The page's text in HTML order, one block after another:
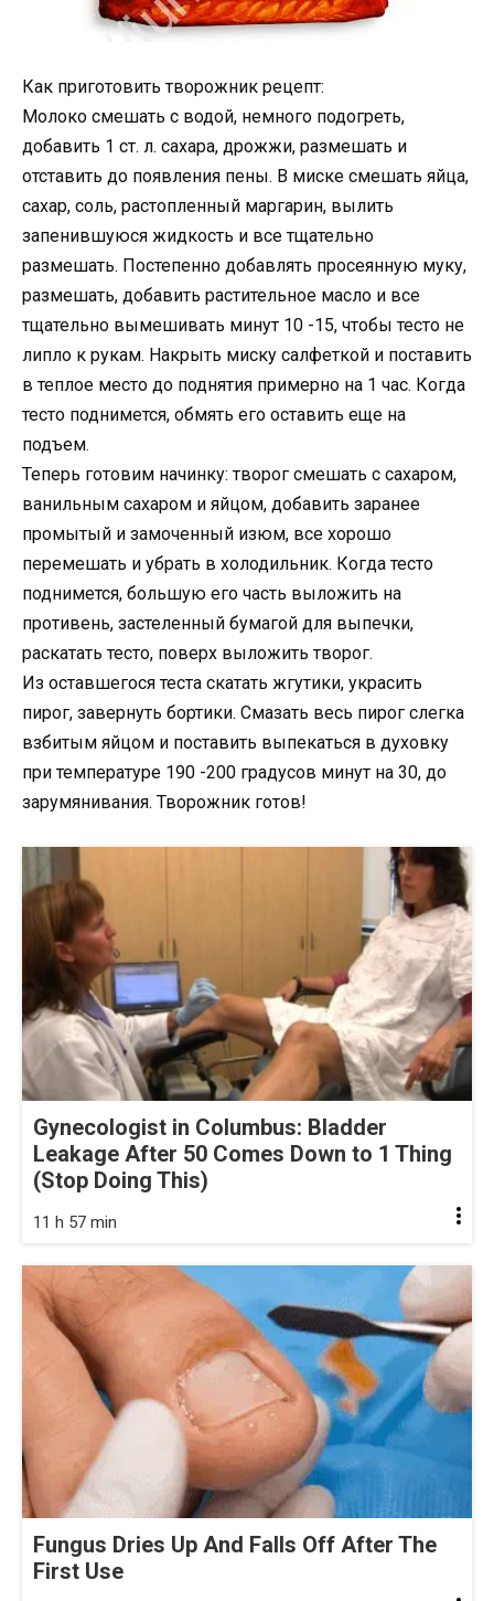
Как приготовить творожник рецепт:
Молоко смешать с водой, немного подогреть,
добавить 1 ст. л. сахара, дрожжи, размешать и
отставить до появления пены. В миске смешать яйца,
сахар, соль, растопленный маргарин, вылить
запенившуюся жидкость и все тщательно
размешать. Постепенно добавлять просеянную муку,
размешать, добавить растительное масло и все
тщательно вымешивать минут 10 -15, чтобы тесто не
липло к рукам. Накрыть миску салфеткой и поставить
в теплое место до поднятия примерно на 1 час. Когда
тесто поднимется, обмять его оставить еще на
подъем.
Теперь готовим начинку: творог смешать с сахаром,
ванильным сахаром и яйцом, добавить заранее
промытый и замоченный изюм, все хорошо
перемешать и убрать в холодильник. Когда тесто
поднимется, большую его часть выложить на
противень, застеленный бумагой для выпечки,
раскатать тесто, поверх выложить творог.
Из оставшегося теста скатать жгутики, украсить
пирог, завернуть бортики. Смазать весь пирог слегка
взбитым яйцом и поставить выпекаться в духовку
при температуре 190 -200 градусов минут на 30, до
зарумянивания. Творожник готов!
Gynecologist in Columbus: Bladder
Leakage After 50 Comes Down to 1 Thing
(Stop Doing This)
11 h 57 min
Fungus Dries Up And Falls Off After The
First Use